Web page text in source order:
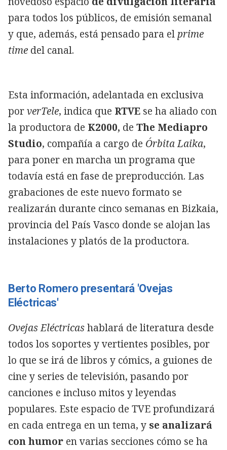
para todos los públicos, de emisión semanal
y que, además, está pensado para el prime
time del canal.
Esta información, adelantada en exclusiva
porverTele, indica que RTVE se ha aliado con
la productora de K2000, de The Mediapro
Studio, compañía a cargo de Órbita Laika,
para poner en marcha un programa que
todavía está en fase de preproducción. Las
grabaciones de este nuevo formato se
realizarán durante cinco semanas en Bizkaia,
provincia del País Vasco donde se alojan las
instalaciones y platós de la productora.
Berto Romero presentará 'Ovejas
Eléctricas'
Ovejas Eléctricashablará de literatura desde
todos los soportes y vertientes posibles, por
lo que se irá de libros y cómics, a guiones de
cine y series de televisión, pasando por
canciones e incluso mitos y leyendas
populares. Este espacio de TVE profundizará
en cada entrega en un tema, y se analizará
con humor en varias secciones cómo se ha